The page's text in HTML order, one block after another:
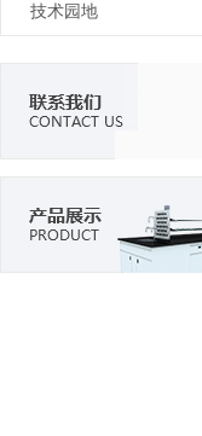
技术园地